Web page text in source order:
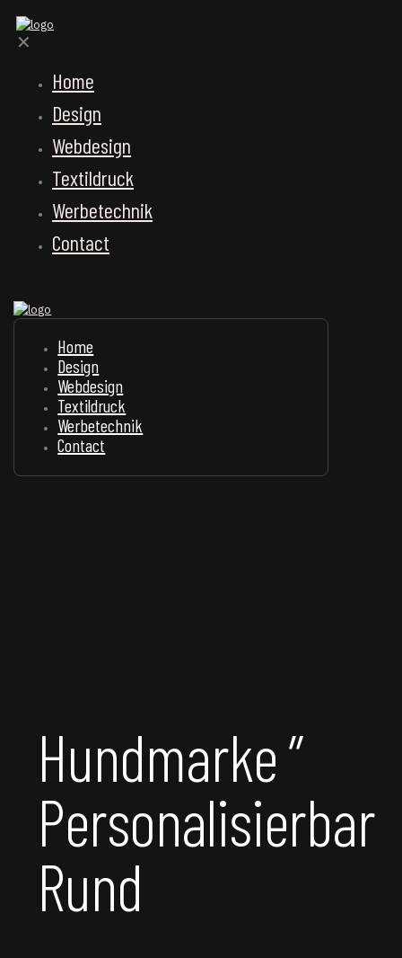
✕
Home
Design
Webdesign
Textildruck
Werbetechnik
Contact
Home
Design
Webdesign
Textildruck
Werbetechnik
Contact
Hundmarke ”
Personalisierbar
Rund